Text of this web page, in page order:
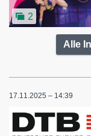
2
Alle
17.11.2025 – 14:39